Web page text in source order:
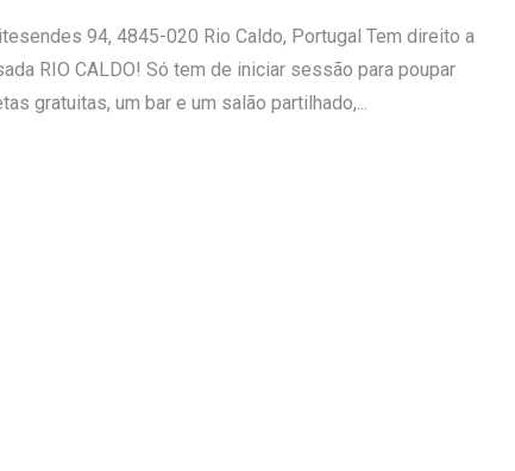
94, 4845-020 Rio Caldo, Portugal Tem direito a
RIO CALDO! Só tem de iniciar sessão para poupar
gratuitas, um bar e um salão partilhado,...